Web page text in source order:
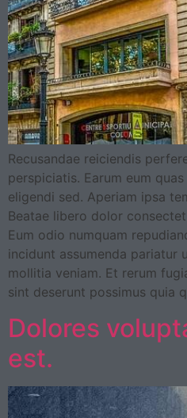
Recusandae reiciendis
perspiciatis. Earum eum
eligendi sed. Aperiam ipsa
Beatae libero dolor
Eum odio numquam
incidunt assumenda pariatur
mollitia veniam. Et rerum
sint deserunt possimus quia
Dolores
est.